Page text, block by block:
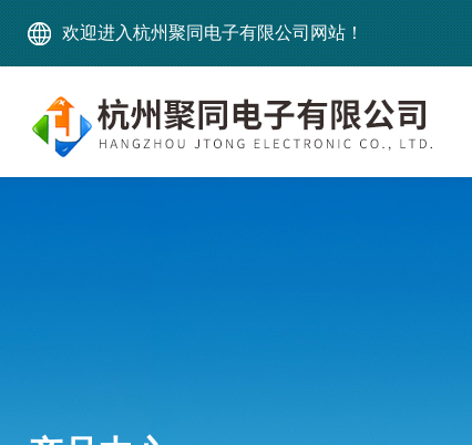
欢迎进入杭州聚同电子有限公司网站！